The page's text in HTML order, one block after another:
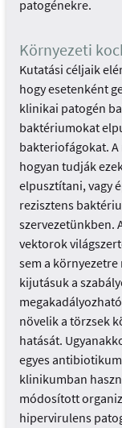
patogénekre.
Környezeti
Kutatási céljaik
hogy esetenként
klinikai patogén
baktériumokat
bakteriofágokat.
hogyan tudják
elpusztítani, vagy
rezisztens
szervezetünkben.
vektorok
sem a
kijutásuk a
növelik a törzsek
hatását.
egyes
klinikumban
módosított
hipervirulens